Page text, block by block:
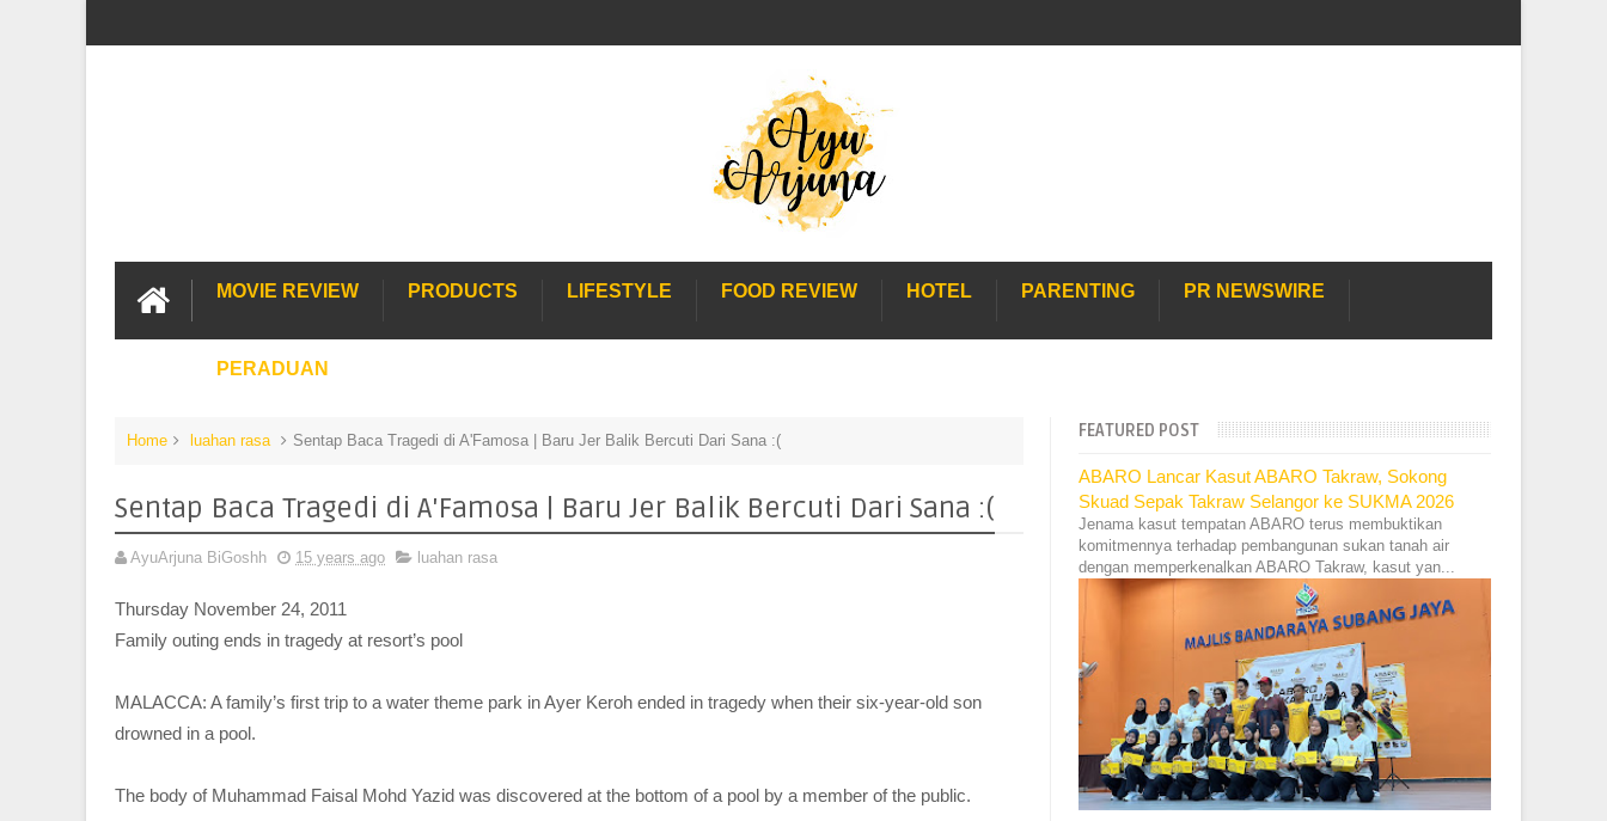
MOVIE REVIEW PRODUCTS LIFESTYLE FOOD REVIEW HOTEL PARENTING PR NEWSWIRE
PERADUAN
Home luahan rasa Sentap Baca Tragedi di A'Famosa | Baru Jer Balik Bercuti Dari Sana :(
Sentap Baca Tragedi di A'Famosa | Baru Jer Balik Bercuti Dari Sana :(
AyuArjuna BiGoshh 15 years ago luahan rasa
Thursday November 24, 2011
Family outing ends in tragedy at resort’s pool
MALACCA: A family’s first trip to a water theme park in Ayer Ke­roh ended in tragedy when their six-year-old son
drowned in a pool.
The body of Muhammad Faisal Mohd Yazid was discovered at the bottom of a pool by a member of the public.
FEATURED POST
ABARO Lancar Kasut ABARO Takraw, Sokong
Skuad Sepak Takraw Selangor ke SUKMA 2026
Jenama kasut tempatan ABARO terus membuktikan
komitmennya terhadap pembangunan sukan tanah air
dengan memperkenalkan ABARO Takraw, kasut yan...